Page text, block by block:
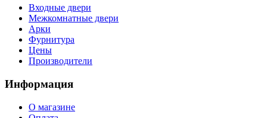
Входные двери
Межкомнатные двери
Арки
Фурнитура
Цены
Производители
Информация
О магазине